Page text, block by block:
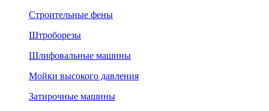
Строительные фены
Штроборезы
Шлифовальные машины
Мойки высокого давления
Затирочные машины